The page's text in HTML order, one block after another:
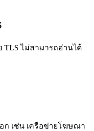
ไม่สามารถอ่านได้
ก เช่น เครือข่ายโฆษณา